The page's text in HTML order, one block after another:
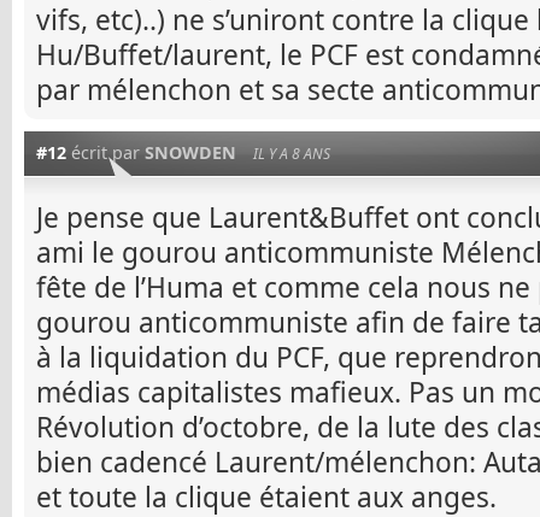
vifs, etc)..) ne s’uniront contre la
Hu/Buffet/laurent, le PCF est
par mélenchon et sa secte
#12 écrit par SNOWDEN IL Y A 8 ANS
Je pense que Laurent&Buffet ont
ami le gourou anticommuniste
fête de l’Huma et comme cela nous
gourou anticommuniste afin de faire
à la liquidation du PCF, que
médias capitalistes mafieux. Pas un
Révolution d’octobre, de la lute des
bien cadencé Laurent/mélenchon:
et toute la clique étaient aux anges.